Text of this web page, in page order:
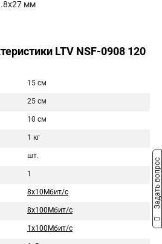
мм
LTV NSF-0908 120
15 см
25 см
10 см
1 кг
шт.
1
8x10Мбит/с
8x100Мбит/с
1x100Мбит/с
Задать вопрос